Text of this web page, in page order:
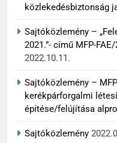
közlekedésbiztonság
Sajtóközlemény –
2021.”- című MFP-
2022.10.11.
Sajtóközlemény –
kerékpárforgalmi
építése/felújítása
Sajtóközlemény